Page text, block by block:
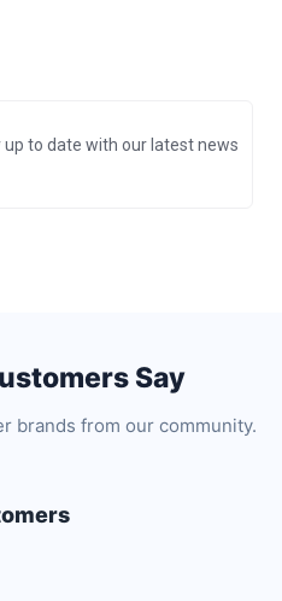
up to date with our latest news
Say
brands from our community.